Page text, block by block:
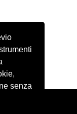
senza
di questo sito